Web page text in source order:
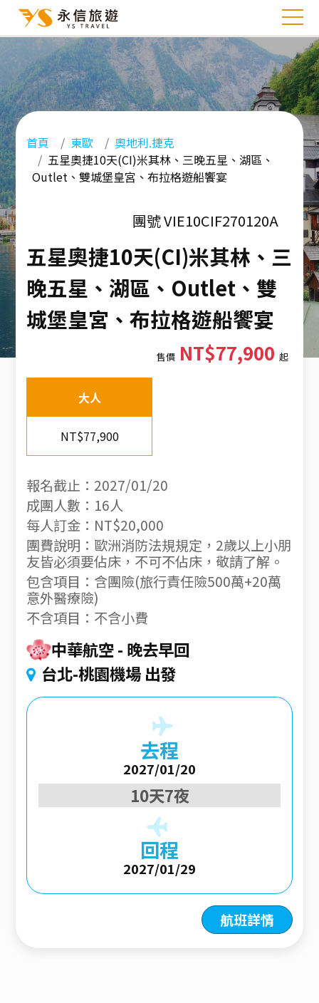
首頁 東歐
奧地利.捷克
五星奧捷10天(CI)米其林、三晚五星、湖區、
Outlet、雙城堡皇宮、布拉格遊船饗宴
團號 VIE10CIF270120A
五星奧捷10天(CI)米其林、三
晚五星、湖區、Outlet、雙
城堡皇宮、布拉格遊船饗宴
售價NT$77,900 起
大人
NT$77,900
報名截止：2027/01/20
成團人數：16人
每人訂金：NT$20,000
團費說明：歐洲消防法規規定，2歲以上小朋
友皆必須要佔床，不可不佔床，敬請了解。
包含項目：含團險(旅行責任險500萬+20萬
意外醫療險)
不含項目：不含小費
中華航空 晚去早回
台北-桃園機場 出發
去程
2027/01/20
10天7夜
回程
2027/01/29
航班詳情